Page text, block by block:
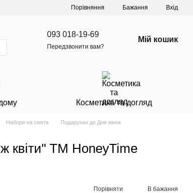
Порівняння Бажання Вхід
093 018-19-69
Передзвонити вам?
Мій кошик
Косметика та догляд
Набори на свята
Подарунки до Дня жінок
квіти" ТМ HoneyTime
Порівняти В бажання